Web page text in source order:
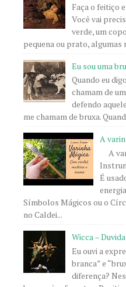
Faça o feitiço
Você vai
verde, um
pequena ou prato, algumas
Eu sou uma
Quando eu
chamam de
defendo
me chamam de bruxa.
A
A
É
Símbolos Mágicos ou o
no Caldei...
Wicca –
Eu ouvi a
branca” e
diferença?